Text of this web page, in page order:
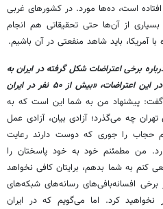
افتاده است، ده‌ها مورد. در کشورهای غربی
از آن‌ها حتی تحقیقاتی هم انجام
با آمریکا، باید شاهد منفعتی در آن باشیم.
برخی اعتراضات شکل گرفته در ایران به
دنبال مرگ مهسا امینی و این ادعا که در این اعتراضات، «بیش از ۵۰ نفر در ایران
پیشنهاد من به شما این است که به
تهران چه می‌گذرد؛ آزادی بیان، آزادی عمل
حجاب را جوری که دوست دارند رعایت
من مطمئنم خود به خود پاسختان را
به شما بدهم، برایتان کافی نخواهد
افسانه‌بافی‌های رسانه‌های شبکه‌های
نخواهید کرد. اما می‌گویم که در ایران